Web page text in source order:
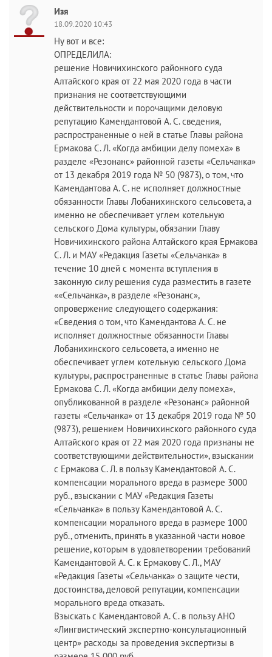
Изя
18.09.2020 10:43
Ну вот и все:
ОПРЕДЕЛИЛА:
решение Новичихинского районного суда
Алтайского края от 22 мая 2020 года в части
признания не соответствующими
действительности и порочащими деловую
репутацию Камендантовой А. С. сведения,
распространенные о ней в статье Главы района
Ермакова С. Л. «Когда амбиции делу помеха» в
разделе «Резонанс» районной газеты «Сельчанка»
от 13 декабря 2019 года № 50 (9873), о том, что
Камендантова А. С. не исполняет должностные
обязанности Главы Лобанихинского сельсовета, а
именно не обеспечивает углем котельную
сельского Дома культуры, обязании Главу
Новичихинского района Алтайского края Ермакова
С. Л. и МАУ «Редакция Газеты «Сельчанка» в
течение 10 дней с момента вступления в
законную силу решения суда разместить в газете
««Сельчанка», в разделе «Резонанс»,
опровержение следующего содержания:
«Сведения о том, что Камендантова А. С. не
исполняет должностные обязанности Главы
Лобанихинского сельсовета, а именно не
обеспечивает углем котельную сельского Дома
культуры, распространенные в статье Главы района
Ермакова С. Л. «Когда амбиции делу помеха»,
опубликованной в разделе «Резонанс» районной
газеты «Сельчанка» от 13 декабря 2019 года № 50
(9873), решением Новичихинского районного суда
Алтайского края от 22 мая 2020 года признаны не
соответствующими действительности», взыскании
с Ермакова С. Л. в пользу Камендантовой А. С.
компенсации морального вреда в размере 3000
руб., взыскании с МАУ «Редакция Газеты
«Сельчанка» в пользу Камендантовой А. С.
компенсации морального вреда в размере 1000
руб., отменить, принять в указанной части новое
решение, которым в удовлетворении требований
Камендантовой А. С. к Ермакову С. Л., МАУ
«Редакция Газеты «Сельчанка» о защите чести,
достоинства, деловой репутации, компенсации
морального вреда отказать.
Взыскать с Камендантовой А. С. в пользу АНО
«Лингвистический экспертно-консультационный
центр» расходы за проведения экспертизы в